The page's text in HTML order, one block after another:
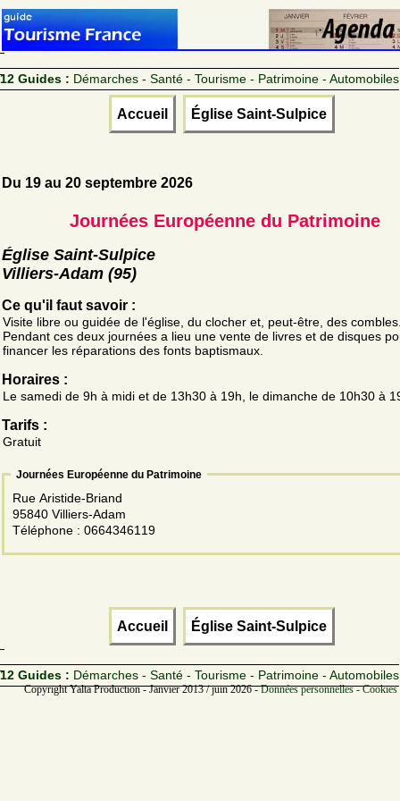
12 Guides : Démarches - Santé - Tourisme - Patrimoine - Automobiles
Accueil Église Saint-Sulpice
Du 19 au 20 septembre 2026
Journées Européenne du Patrimoine
Église Saint-Sulpice
Villiers-Adam (95)
Ce qu'il faut savoir :
Visite libre ou guidée de l'église, du clocher et, peut-être, des
Pendant ces deux journées a lieu une vente de livres et de disques
financer les réparations des fonts baptismaux.
Horaires :
Le samedi de 9h à midi et de 13h30 à 19h, le dimanche de 10h30 à
Tarifs :
Gratuit
Journées Européenne du Patrimoine
Rue Aristide-Briand
95840 Villiers-Adam
Téléphone : 0664346119
Accueil Église Saint-Sulpice
12 Guides : Démarches - Santé - Tourisme - Patrimoine - Automobiles
Copyright Yalta Production - Janvier 2013 / juin 2026 -Données personnelles -